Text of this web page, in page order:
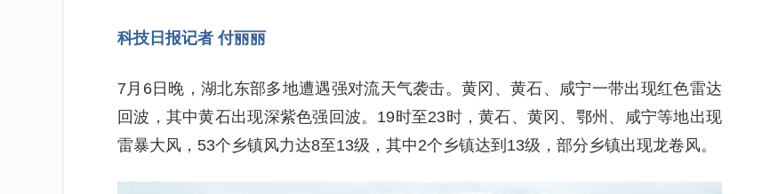
科技日报记者 付丽丽
7月6日晚，湖北东部多地遭遇强对流天气袭击。黄冈、黄石、咸宁一带出现红色雷达
回波，其中黄石出现深紫色强回波。19时至23时，黄石、黄冈、鄂州、咸宁等地出现
雷暴大风，53个乡镇风力达8至13级，其中2个乡镇达到13级，部分乡镇出现龙卷风。